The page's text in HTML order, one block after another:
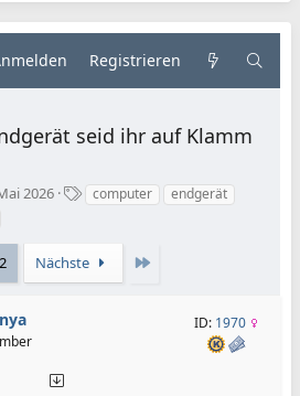
Registrieren
seid ihr auf Klamm
2026
S
a
computer
endgerät
Nächste
ID: 1970